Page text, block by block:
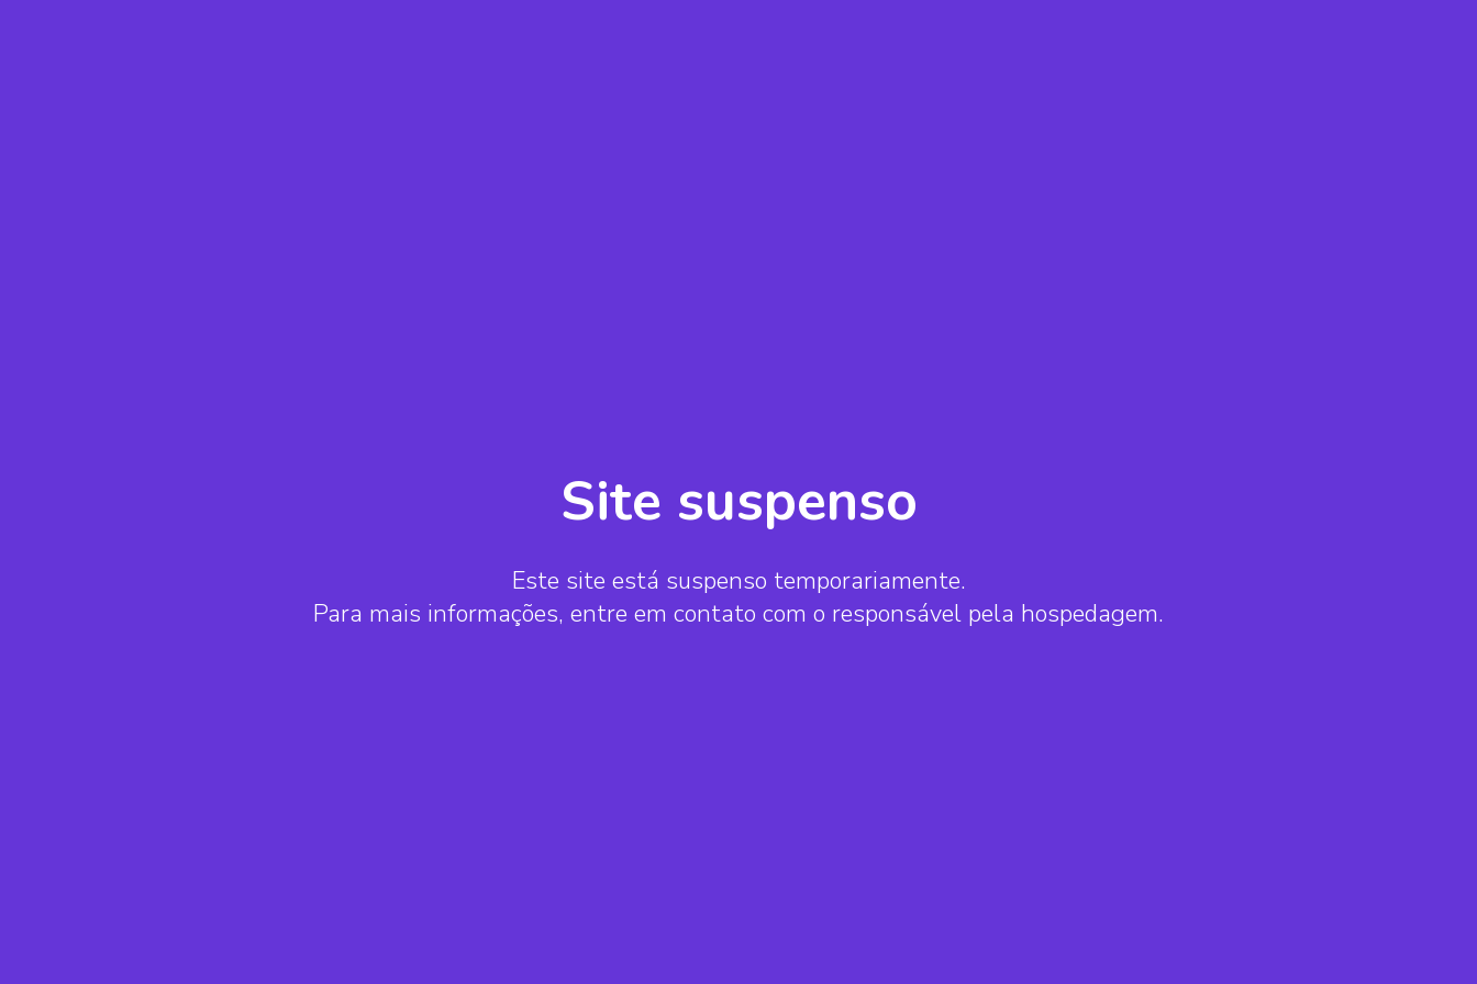
Site suspenso
Este site está suspenso temporariamente.
Para mais informações, entre em contato com o responsável pela hospedagem.